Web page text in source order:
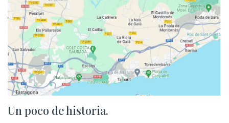
Un poco de historia.